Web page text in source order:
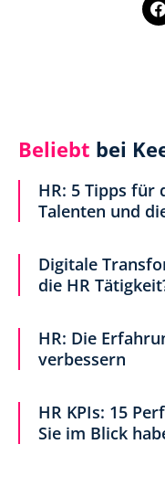
Beliebt bei
HR: 5 Tipps für
Talenten und
Digitale
die HR
HR: Die
verbessern
HR KPIs: 15
Sie im Blick